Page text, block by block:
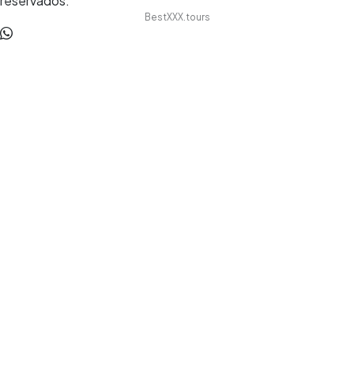
BestXXX.tours